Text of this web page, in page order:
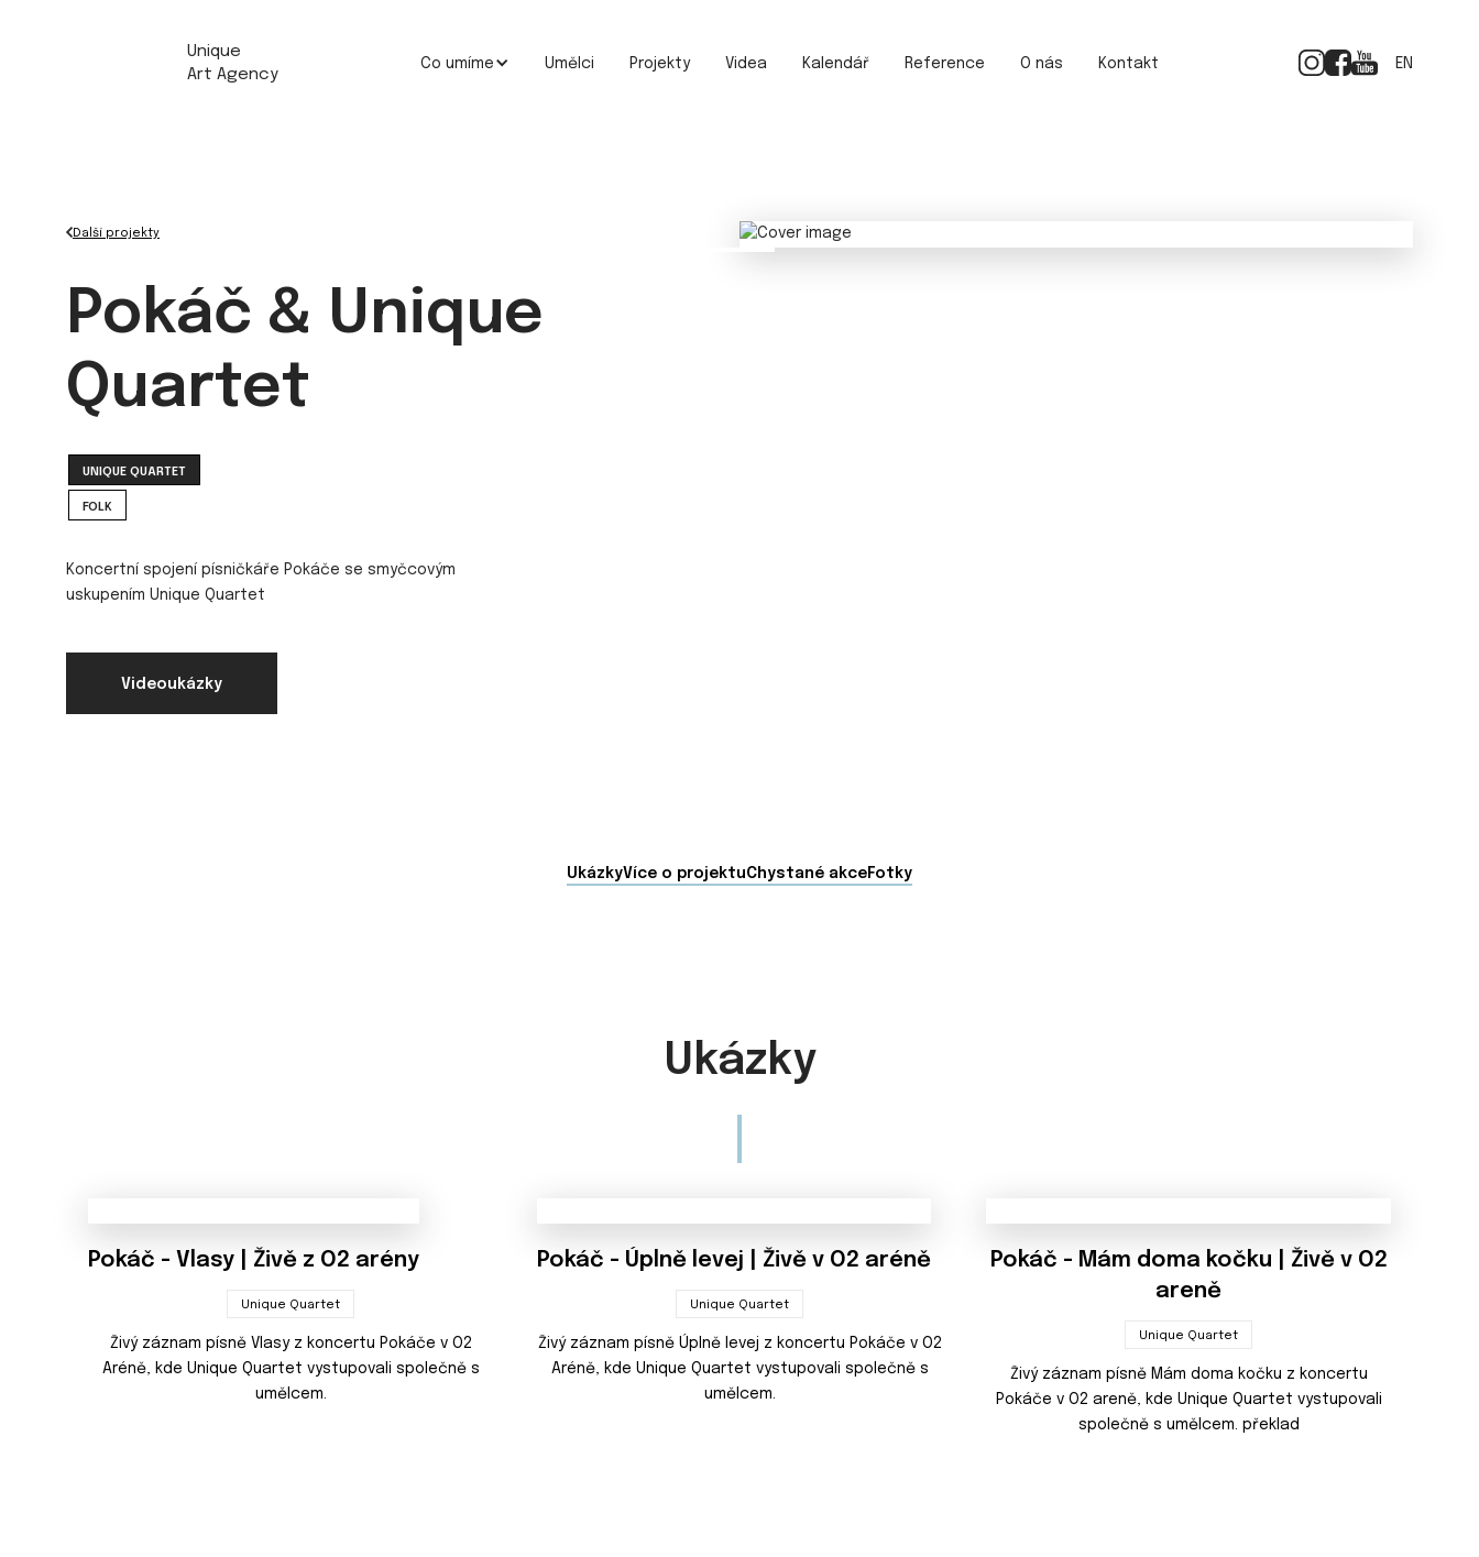
Unique
Art Agency
Co umíme Umělci Projekty Videa Kalendář Reference O nás Kontakt EN
Další projekty
Pokáč & Unique
Quartet
UNIQUE QUARTET
FOLK
Koncertní spojení písničkáře Pokáče se smyčcovým
uskupením Unique Quartet
Videoukázky
UkázkyVíce o projektuChystané akceFotky
Ukázky
Pokáč - Vlasy | Živě z O2 arény
Unique Quartet
Živý záznam písně Vlasy z koncertu Pokáče v O2
Aréně, kde Unique Quartet vystupovali společně s
umělcem.
Pokáč - Úplně levej | Živě v O2 aréně
Unique Quartet
Živý záznam písně Úplně levej z koncertu Pokáče v O2
Aréně, kde Unique Quartet vystupovali společně s
umělcem.
Pokáč - Mám doma kočku | Živě v O2
areně
Unique Quartet
Živý záznam písně Mám doma kočku z koncertu
Pokáče v O2 areně, kde Unique Quartet vystupovali
společně s umělcem. překlad